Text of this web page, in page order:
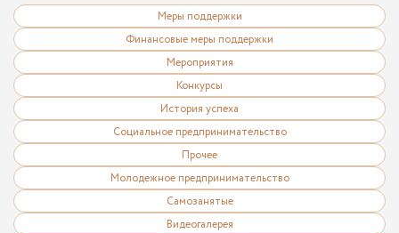
Меры поддержки
Финансовые меры поддержки
Мероприятия
Конкурсы
История успеха
Социальное предпринимательство
Прочее
Молодежное предпринимательство
Самозанятые
Видеогалерея